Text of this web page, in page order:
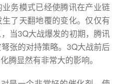
务模式已经使腾讯在产业链
了天翻地覆的变化。仅仅有
当3Q大战爆发的初期，腾讯
张的对持策略。3Q大战前后
腾显然有非常大的影响。